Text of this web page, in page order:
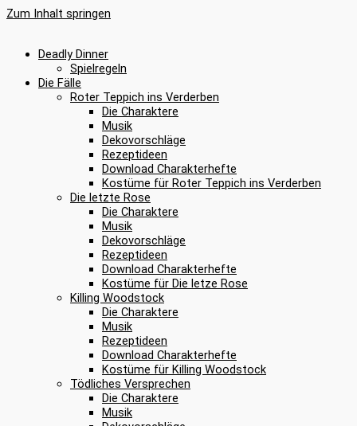
Zum Inhalt springen
Deadly Dinner
Spielregeln
Die Fälle
Roter Teppich ins Verderben
Die Charaktere
Musik
Dekovorschläge
Rezeptideen
Download Charakterhefte
Kostüme für Roter Teppich ins Verderben
Die letzte Rose
Die Charaktere
Musik
Dekovorschläge
Rezeptideen
Download Charakterhefte
Kostüme für Die letze Rose
Killing Woodstock
Die Charaktere
Musik
Rezeptideen
Download Charakterhefte
Kostüme für Killing Woodstock
Tödliches Versprechen
Die Charaktere
Musik